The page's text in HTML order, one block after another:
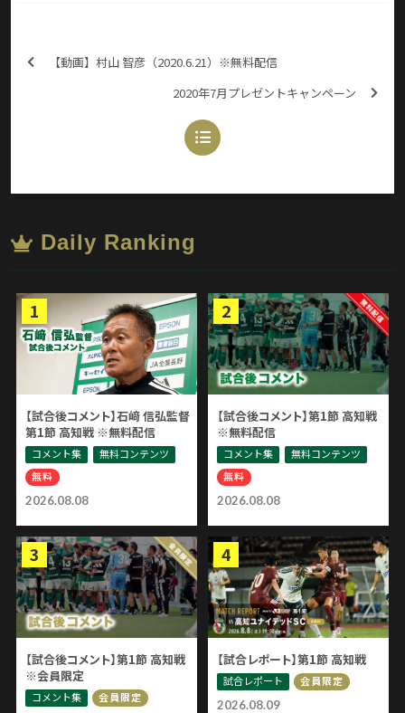
【動画】村山 智彦（2020.6.21）※無料配信
2020年7月プレゼントキャンペーン
Daily Ranking
2026.08.08
【試合後コメント】石﨑 信弘監督
第1節 高知戦 ※無料配信
コメント集
無料コンテンツ
無料
2026.08.08
【試合後コメント】第1節 高知戦
※無料配信
コメント集
無料コンテンツ
無料
【試合後コメント】第1節 高知戦
※会員限定
コメント集 会員限定
2026.08.09
【試合レポート】第1節 高知戦
試合レポート 会員限定